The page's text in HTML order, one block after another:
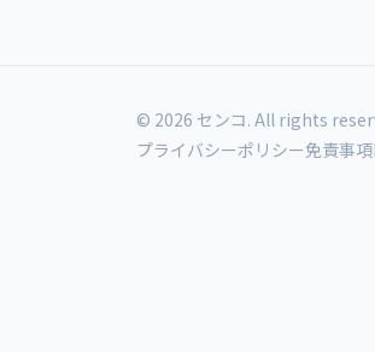
© 2026 センコ. All rights
プライバシーポリシー免責事項